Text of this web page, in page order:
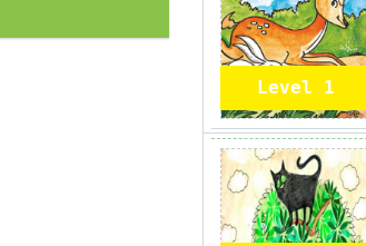
Level 1